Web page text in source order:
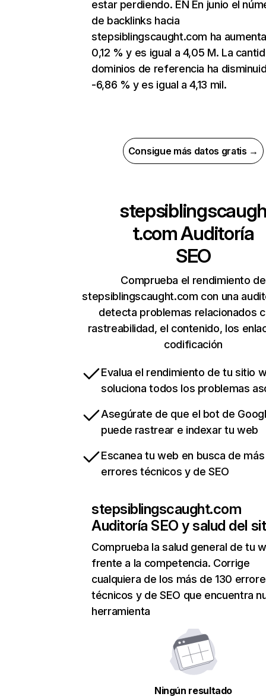
estar perdiendo. EN En junio el
de backlinks hacia
stepsiblingscaught.com ha
0,12 % y es igual a 4,05 M. La
dominios de referencia ha
-6,86 % y es igual a 4,13 mil.
Consigue más datos gratis →
t.comAuditoría
SEO
Comprueba el rendimiento de
stepsiblingscaught.com con una
detecta problemas relacionados
rastreabilidad, el contenido, los
codificación
Evalua el rendimiento de tu sitio
soluciona todos los problemas
Asegúrate de que el bot de
puede rastrear e indexar tu web
Escanea tu web en busca de
errores técnicos y de SEO
stepsiblingscaught.com
Auditoría SEO y salud del
Comprueba la salud general de tu
frente a la competencia. Corrige
cualquiera de los más de 130
técnicos y de SEO que encuentra
herramienta
Ningún resultado